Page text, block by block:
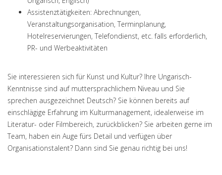
Assistenztätigkeiten: Abrechnungen,
Veranstaltungsorganisation, Terminplanung,
Hotelreservierungen, Telefondienst, etc. falls erforderlich,
PR- und Werbeaktivitäten
Sie interessieren sich für Kunst und Kultur? Ihre Ungarisch-
Kenntnisse sind auf muttersprachlichem Niveau und Sie
sprechen ausgezeichnet Deutsch? Sie können bereits auf
einschlägige Erfahrung im Kulturmanagement, idealerweise im
Literatur- oder Filmbereich, zurückblicken? Sie arbeiten gerne im
Team, haben ein Auge fürs Detail und verfügen über
Organisationstalent? Dann sind Sie genau richtig bei uns!